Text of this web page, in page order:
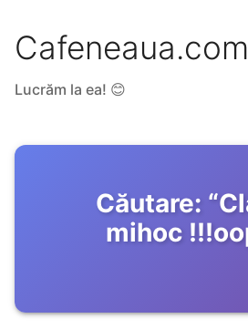
Cafeneaua.com
Lucrăm la ea! 😊
Căutare: “
mihoc